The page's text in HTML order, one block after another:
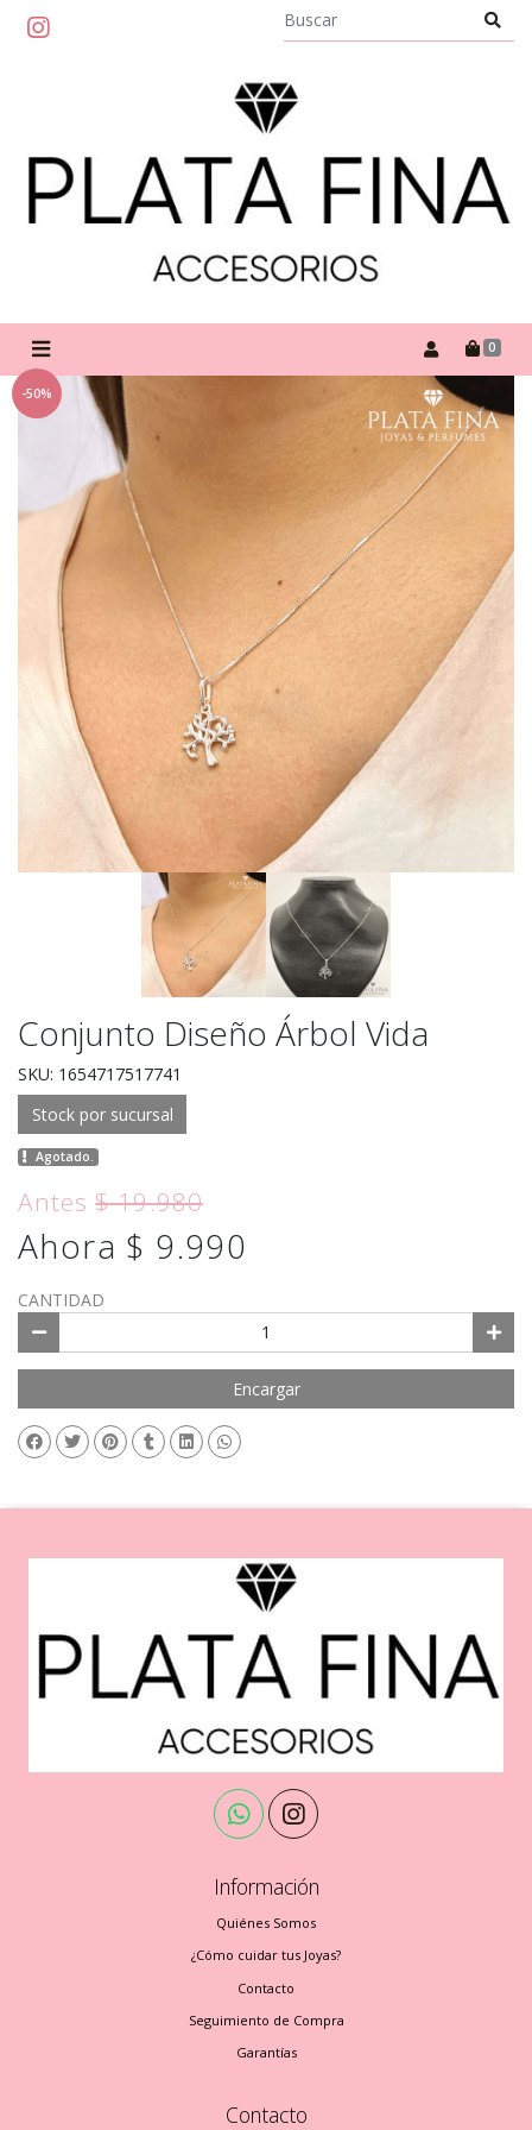
0
-50%
Conjunto Diseño Árbol Vida
SKU: 1654717517741
Stock por sucursal
Agotado.
Antes$ 19.980
Ahora $ 9.990
CANTIDAD
Encargar
Información
Quiénes Somos
¿Cómo cuidar tus Joyas?
Contacto
Seguimiento de Compra
Garantías
Contacto